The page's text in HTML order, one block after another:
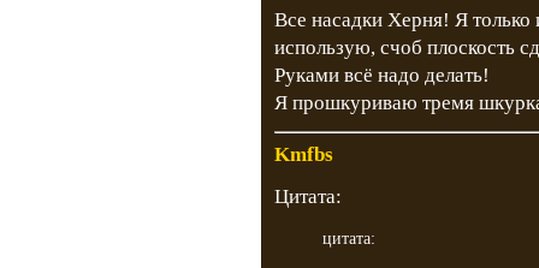
Все насадки Херня! Я только
использую, счоб плоскость
Руками всё надо делать!
Я прошкуриваю тремя
Kmfbs
Цитата:
цитата: